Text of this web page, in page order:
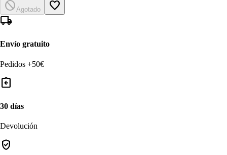
blockAgotado
favorite_border
local_shipping
Envío gratuito
Pedidos +50€
assignment_return
30 días
Devolución
verified_user